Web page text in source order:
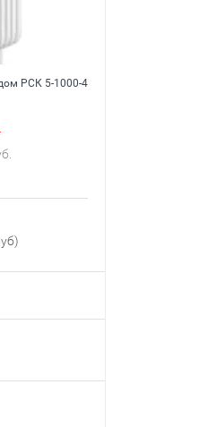
РСК 5-1000-4